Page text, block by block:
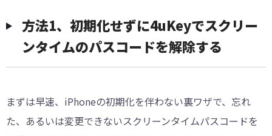
方法1、初期化せずに4uKeyでスクリー
ンタイムのパスコードを解除する
まずは早速、iPhoneの初期化を伴わない裏ワザで、忘れ
た、あるいは変更できないスクリーンタイムパスコードを